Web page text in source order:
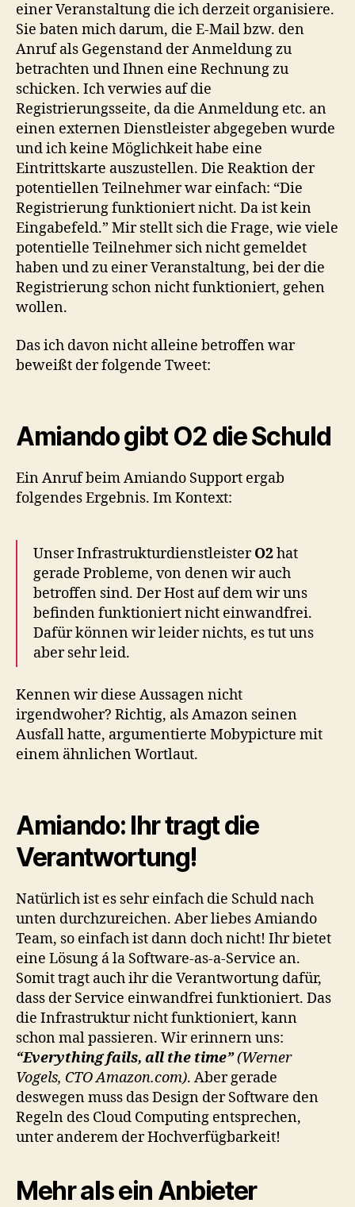
einer Veranstaltung die ich derzeit organisiere.
Sie baten mich darum, die E-Mail bzw. den
Anruf als Gegenstand der Anmeldung zu
betrachten und Ihnen eine Rechnung zu
schicken. Ich verwies auf die
Registrierungsseite, da die Anmeldung etc. an
einen externen Dienstleister abgegeben wurde
und ich keine Möglichkeit habe eine
Eintrittskarte auszustellen. Die Reaktion der
potentiellen Teilnehmer war einfach: “Die
Registrierung funktioniert nicht. Da ist kein
Eingabefeld.” Mir stellt sich die Frage, wie viele
potentielle Teilnehmer sich nicht gemeldet
haben und zu einer Veranstaltung, bei der die
Registrierung schon nicht funktioniert, gehen
wollen.
Das ich davon nicht alleine betroffen war
beweißt der folgende Tweet:
Amiando gibt O2 die Schuld
Ein Anruf beim Amiando Support ergab
folgendes Ergebnis. Im Kontext:
Unser InfrastrukturdienstleisterO2hat
gerade Probleme, von denen wir auch
betroffen sind. Der Host auf dem wir uns
befinden funktioniert nicht einwandfrei.
Dafür können wir leider nichts, es tut uns
aber sehr leid.
Kennen wir diese Aussagen nicht
irgendwoher? Richtig, als Amazon seinen
Ausfall hatte, argumentierte Mobypicture mit
einem ähnlichen Wortlaut.
Amiando: Ihr tragt die
Verantwortung!
Natürlich ist es sehr einfach die Schuld nach
unten durchzureichen. Aber liebes Amiando
Team, so einfach ist dann doch nicht! Ihr bietet
eine Lösung á la Software-as-a-Service an.
Somit tragt auch ihr die Verantwortung dafür,
dass der Service einwandfrei funktioniert. Das
die Infrastruktur nicht funktioniert, kann
schon mal passieren. Wir erinnern uns:
“Everything fails, all the time”(Werner
Vogels, CTO Amazon.com). Aber gerade
deswegen muss das Design der Software den
Regeln des Cloud Computing entsprechen,
unter anderem der Hochverfügbarkeit!
Mehr als ein Anbieter